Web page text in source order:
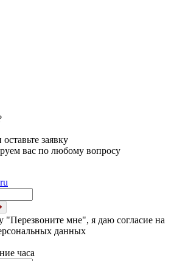
заявку
вас по любому вопросу
мне", я даю согласие на
данных
часа